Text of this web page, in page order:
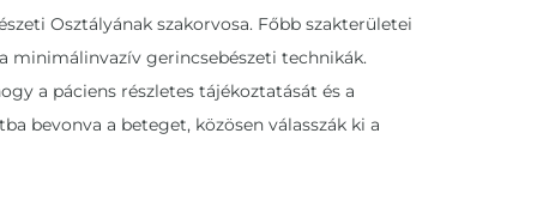
Osztályának szakorvosa. Főbb szakterületei
minimálinvazív gerincsebészeti technikák.
a páciens részletes tájékoztatását és a
bevonva a beteget, közösen válasszák ki a